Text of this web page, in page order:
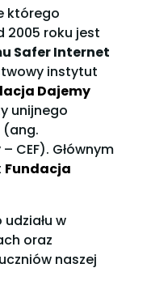
którego
2005 roku jest
Safer Internet
instytut
Dajemy
unijnego
(ang.
CEF). Głównym
Fundacja
w
oraz
naszej